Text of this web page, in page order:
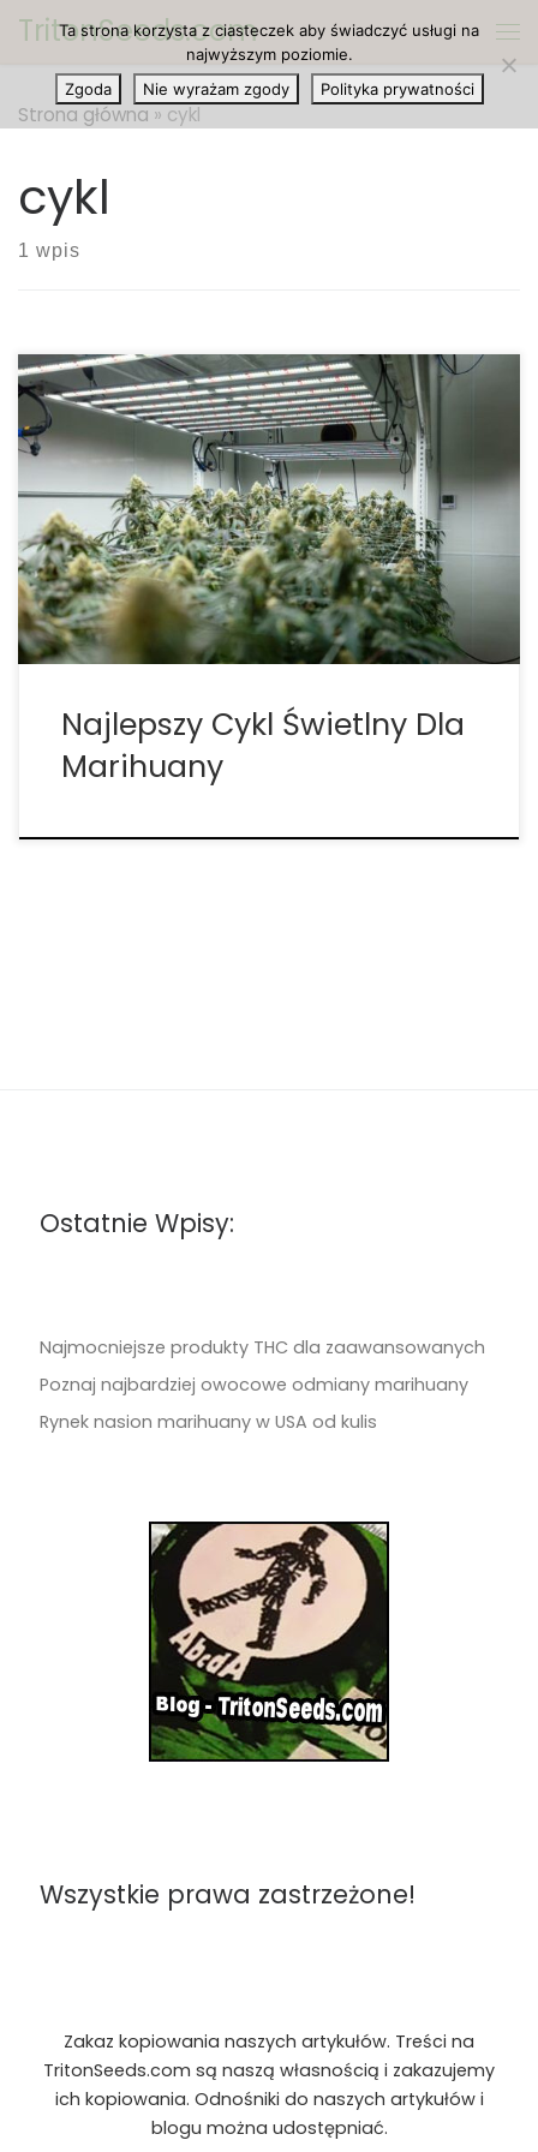
Przejdź do treści
TritonSeeds.com
Strona główna » cykl
cykl
1 wpis
Chcesz uprawiać konopie w pomieszczeniu i uczysz
się, jak uzyskać najlepsze oświetlenie dla swojej
rośliny. A jednym z pytań, które na pewno się
pojawi, jest cykl świetlny. Jaki jest najlepszy cykl
świetlny dla Twojej rośliny? Ile godzin światła
powinny otrzymywać […]
Najlepszy Cykl Świetlny Dla
Marihuany
Ostatnie Wpisy:
Najmocniejsze produkty THC dla zaawansowanych
Poznaj najbardziej owocowe odmiany marihuany
Rynek nasion marihuany w USA od kulis
Wszystkie prawa zastrzeżone!
Zakaz kopiowania naszych artykułów. Treści na
TritonSeeds.com są naszą własnością i zakazujemy
ich kopiowania. Odnośniki do naszych artykułów i
blogu można udostępniać.
Ta strona korzysta z ciasteczek aby świadczyć usługi na
najwyższym poziomie.
Zgoda
Nie wyrażam zgody Polityka prywatności